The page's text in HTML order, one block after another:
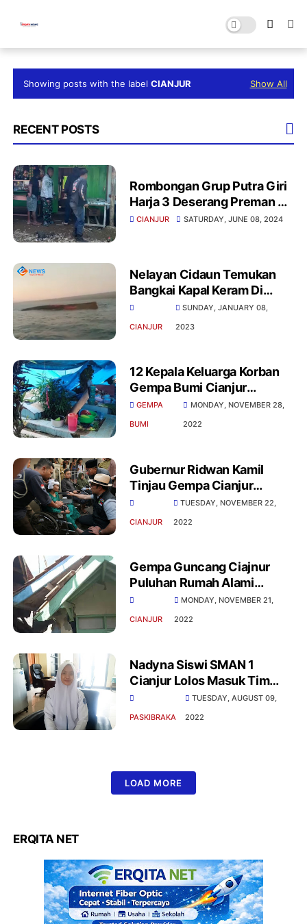
Showing posts with the labelCIANJUR Show All
RECENT POSTS
Rombongan Grup Putra Giri
Harja 3 Deserang Preman Di
Cianjur Ternyata Ini
CIANJUR SATURDAY, JUNE 08, 2024
Nelayan Cidaun Temukan
Bangkai Kapal Keram Di
Perairan Cilaki Cidaun
CIANJUR
SUNDAY, JANUARY 08,
2023
12 Kepala Keluarga Korban
Gempa Bumi Cianjur
Mendirikan Tenda Di Atas
Kuburan
GEMPA
BUMI
MONDAY, NOVEMBER 28,
2022
Gubernur Ridwan Kamil
Tinjau Gempa Cianjur
Pastikan Korban Tertangani
Maksimal
CIANJUR
TUESDAY, NOVEMBER 22,
2022
Gempa Guncang Ciajnur
Puluhan Rumah Alami
Kerusakan
CIANJUR
MONDAY, NOVEMBER 21,
2022
Nadyna Siswi SMAN 1
Cianjur Lolos Masuk Tim
Paskibraka Nasional
PASKIBRAKA
TUESDAY, AUGUST 09,
2022
LOAD MORE
ERQITA NET